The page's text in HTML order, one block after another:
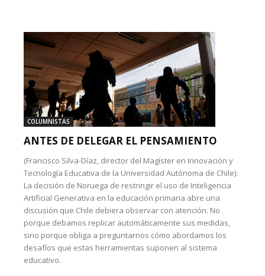
COLUMNISTAS
ANTES DE DELEGAR EL PENSAMIENTO
(Francisco Silva-Díaz, director del Magíster en Innovación y
Tecnología Educativa de la Universidad Autónoma de Chile):
La decisión de Noruega de restringir el uso de Inteligencia
Artificial Generativa en la educación primaria abre una
discusión que Chile debiera observar con atención. No
porque debamos replicar automáticamente sus medidas,
sino porque obliga a preguntarnos cómo abordamos los
desafíos que estas herramientas suponen al sistema
educativo.